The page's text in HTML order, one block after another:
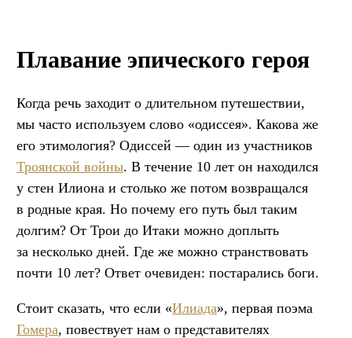
Плавание эпического героя
Когда речь заходит о длительном путешествии,
мы часто используем слово «одиссея». Какова же
его этимология? Одиссей — один из участников
Троянской войны. В течение 10 лет он находился
у стен Илиона и столько же потом возвращался
в родные края. Но почему его путь был таким
долгим? От Трои до Итаки можно доплыть
за несколько дней. Где же можно странствовать
почти 10 лет? Ответ очевиден: постарались боги.
Стоит сказать, что если «Илиада», первая поэма
Гомера, повествует нам о представителях